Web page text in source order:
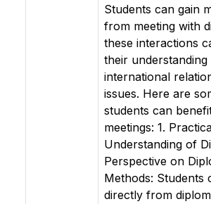
Students can gain
from meeting with
these interactions
their
international
issues. Here are
students can
meetings: 1.
Understanding of
Perspective on
Methods: Students
directly from